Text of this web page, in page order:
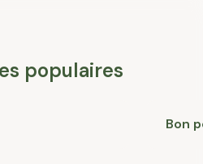
populaires
Bon